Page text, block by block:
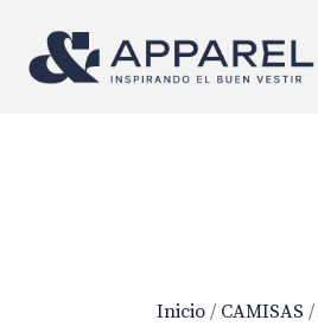
Inicio / CAMISAS /